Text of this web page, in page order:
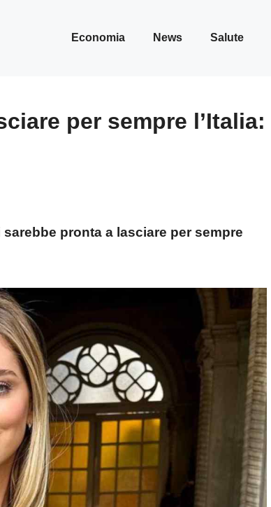
Economia News Salute
per sempre l’Italia:
pronta a lasciare per sempre